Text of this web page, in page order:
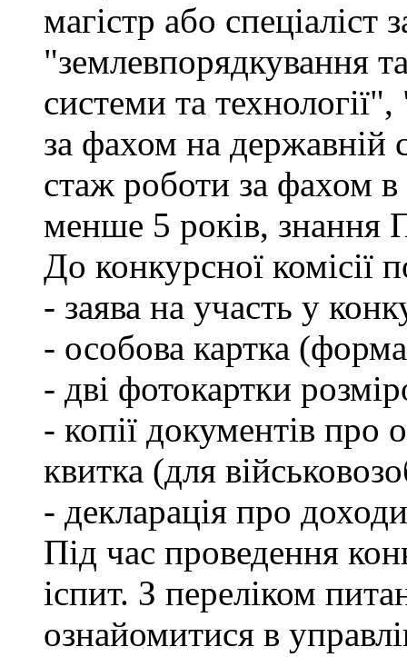
магістр або спеціаліст
"землевпорядкування
системи та
за фахом на державній
стаж роботи за фахом
менше 5 років, знання
До конкурсної комісії
- заява на участь у
- особова картка
- дві фотокартки
- копії документів про
квитка (для
- декларація про
Під час проведення
іспит. З переліком
ознайомитися в